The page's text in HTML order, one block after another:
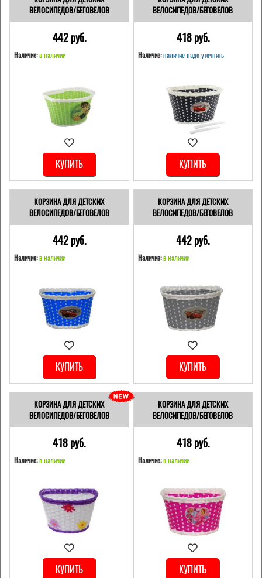
ВЕЛОСИПЕДОВ/БЕГОВЕЛОВ
442 pуб.
Наличие:в наличии
КУПИТЬ
ВЕЛОСИПЕДОВ/БЕГОВЕЛОВ
418 pуб.
Наличие: наличие надо уточнить
КУПИТЬ
КОРЗИНА ДЛЯ ДЕТСКИХ
ВЕЛОСИПЕДОВ/БЕГОВЕЛОВ
442 pуб.
Наличие:в наличии
КУПИТЬ
КОРЗИНА ДЛЯ ДЕТСКИХ
ВЕЛОСИПЕДОВ/БЕГОВЕЛОВ
442 pуб.
Наличие: в наличии
КУПИТЬ
КОРЗИНА ДЛЯ ДЕТСКИХ
ВЕЛОСИПЕДОВ/БЕГОВЕЛОВ
418 pуб.
Наличие:в наличии
КУПИТЬ
КОРЗИНА ДЛЯ ДЕТСКИХ
ВЕЛОСИПЕДОВ/БЕГОВЕЛОВ
418 pуб.
Наличие: в наличии
КУПИТЬ